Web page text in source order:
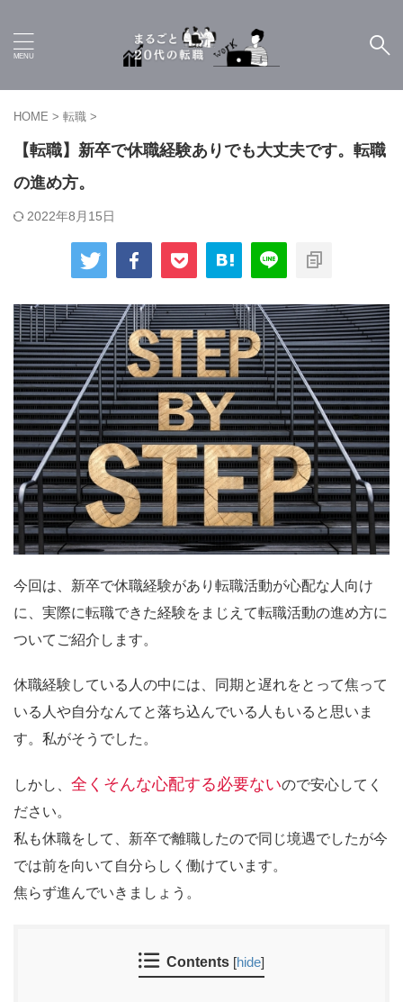
HOME > 転職 >
【転職】新卒で休職経験ありでも大丈夫です。転職
の進め方。
2022年8月15日
今回は、新卒で休職経験があり転職活動が心配な人向け
に、実際に転職できた経験をまじえて転職活動の進め方に
ついてご紹介します。
休職経験している人の中には、
同期と遅れをとって焦って
いる人 や自分なんてと落ち込んでいる人 もいると思いま
す。私がそうでした。
しかし、 全くそんな心配する必要ないので安心してく
ださい。
私も休職をして、新卒で離職したので同じ境遇でしたが今
では前を向いて自分らしく働けています。
焦らず進んでいきましょう。
Contents [hide]